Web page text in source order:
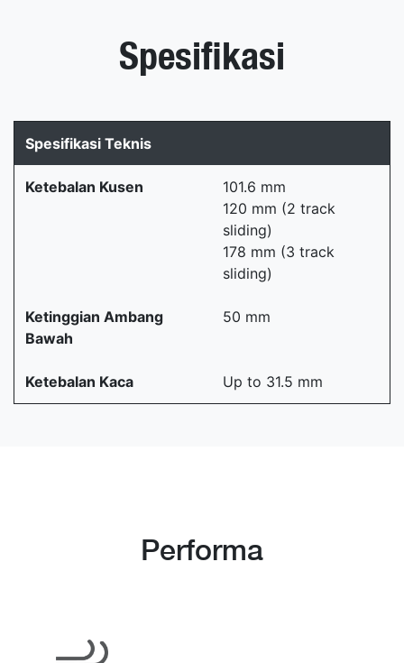
Spesifikasi
Spesifikasi Teknis
Ketebalan Kusen
101.6 mm
120 mm (2 track
sliding)
178 mm (3 track
sliding)
Ketinggian Ambang
Bawah
50 mm
Ketebalan Kaca Up to 31.5 mm
Performa